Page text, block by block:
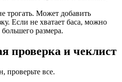
трогать. Может добавить
Если не хватает баса, можно
размера.
проверка и чеклист
проверьте все.